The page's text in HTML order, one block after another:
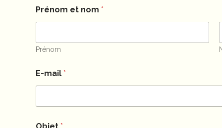
Prénom et nom *
Prénom
E-mail *